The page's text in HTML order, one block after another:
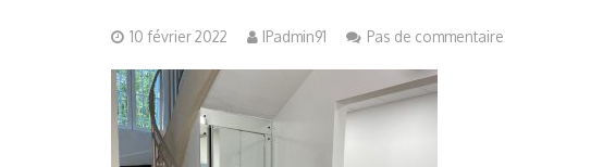
10 février 2022 IPadmin91 Pas de commentaire